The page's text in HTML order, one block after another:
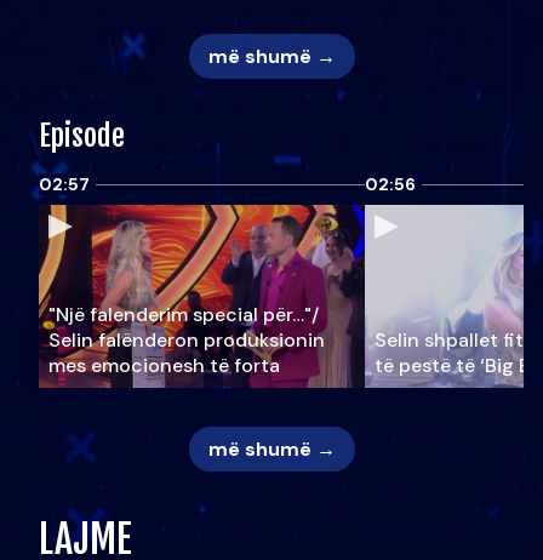
më shumë →
Episode
02:57
"Një falenderim special për…"/
Selin falënderon produksionin
mes emocionesh të forta
02:56
Selin shpallet
të pestë të ‘Big
më shumë →
LAJME